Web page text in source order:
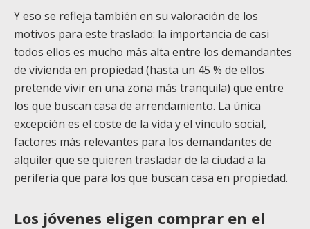
Y eso se refleja también en su valoración de los
motivos para este traslado: la importancia de casi
todos ellos es mucho más alta entre los demandantes
de vivienda en propiedad (hasta un 45 % de ellos
pretende vivir en una zona más tranquila) que entre
los que buscan casa de arrendamiento. La única
excepción es el coste de la vida y el vínculo social,
factores más relevantes para los demandantes de
alquiler que se quieren trasladar de la ciudad a la
periferia que para los que buscan casa en propiedad.
Los jóvenes eligen comprar en el